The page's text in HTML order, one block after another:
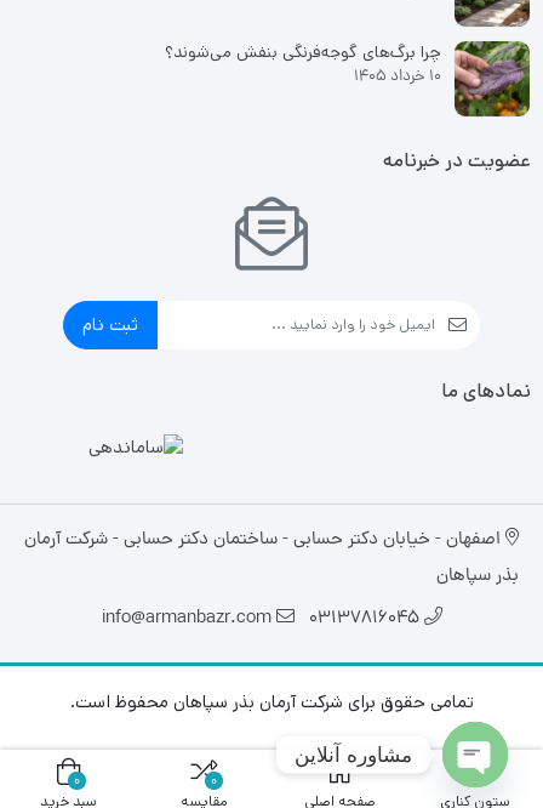
چرا برگ‌های گوجه‌فرنگی بنفش می‌شوند؟
10 خرداد 1405
عضویت در خبرنامه
ثبت نام
نمادهای ما
اصفهان - خیابان دکتر حسابی - ساختمان دکتر حسابی - شرکت آرمان
بذر سپاهان
03137816045
info@armanbazr.com
تمامی حقوق برای شرکت آرمان بذر سپاهان محفوظ است.
ستون کناری صفحه اصلی
0
مقایسه
0
سبد خرید
مشاوره آنلاین
Open chaty